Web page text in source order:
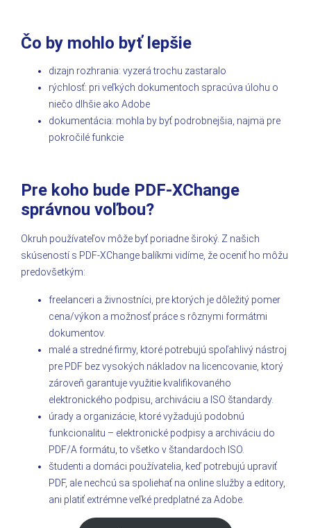
Čo by mohlo byť lepšie
dizajn rozhrania: vyzerá trochu zastaralo
rýchlosť: pri veľkých dokumentoch spracúva úlohu o
niečo dlhšie ako Adobe
dokumentácia: mohla by byť podrobnejšia, najmä pre
pokročilé funkcie
Pre koho bude PDF-XChange
správnou voľbou?
Okruh používateľov môže byť poriadne široký. Z našich
skúseností s PDF-XChange balíkmi vidíme, že oceniť ho môžu
predovšetkým:
freelanceri a živnostníci, pre ktorých je dôležitý pomer
cena/výkon a možnosť práce s rôznymi formátmi
dokumentov.
malé a stredné firmy, ktoré potrebujú spoľahlivý nástroj
pre PDF bez vysokých nákladov na licencovanie, ktorý
zároveň garantuje využitie kvalifikovaného
elektronického podpisu, archiváciu a ISO štandardy.
úrady a organizácie, ktoré vyžadujú podobnú
funkcionalitu – elektronické podpisy a archiváciu do
PDF/A formátu, to všetko v štandardoch ISO.
študenti a domáci používatelia, keď potrebujú upraviť
PDF, ale nechcú sa spoliehať na online služby a editory,
ani platiť extrémne veľké predplatné za Adobe.